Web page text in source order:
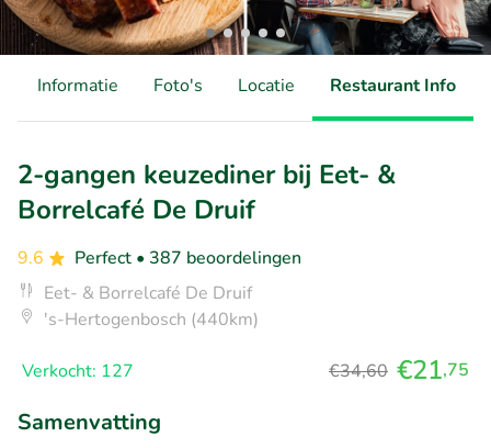
Informatie Foto's Locatie Restaurant Info
2-gangen keuzediner bij Eet- &
Borrelcafé De Druif
9.6 Perfect • 387 beoordelingen
Eet- & Borrelcafé De Druif
's-Hertogenbosch (440km)
Verkocht: 127 €34,60 €21,75
Samenvatting